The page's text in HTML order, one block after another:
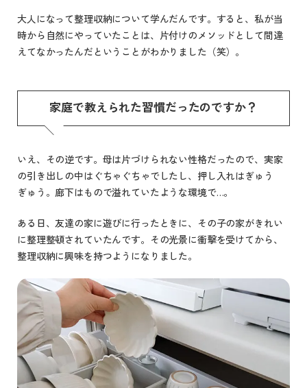
大人になって整理収納について学んだんです。すると、私が当
時から自然にやっていたことは、片付けのメソッドとして間違
えてなかったんだということがわかりました（笑）。
家庭で教えられた習慣だったのですか？
いえ、その逆です。母は片づけられない性格だったので、実家
の引き出しの中はぐちゃぐちゃでしたし、押し入れはぎゅう
ぎゅう。廊下はもので溢れていたような環境で…。
ある日、友達の家に遊びに行ったときに、その子の家がきれい
に整理整頓されていたんです。その光景に衝撃を受けてから、
整理収納に興味を持つようになりました。